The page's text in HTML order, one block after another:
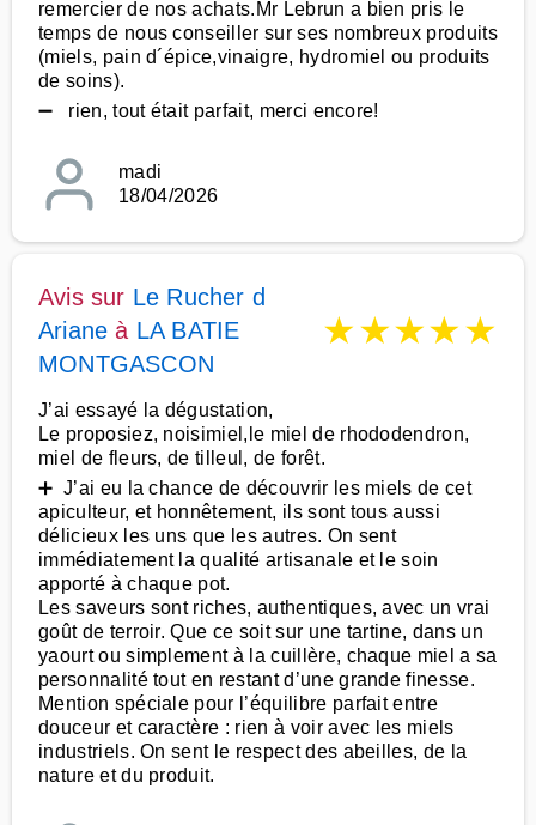
remercier de nos achats.Mr Lebrun a bien pris le
temps de nous conseiller sur ses nombreux produits
(miels, pain d´épice,vinaigre, hydromiel ou produits
de soins).
➖ rien, tout était parfait, merci encore!
madi
18/04/2026
Avis sur Le Rucher d
Ariane à LA BATIE
MONTGASCON
★★★★★
J’ai essayé la dégustation,
Le proposiez, noisimiel,le miel de rhododendron,
miel de fleurs, de tilleul, de forêt.
➕ J’ai eu la chance de découvrir les miels de cet
apiculteur, et honnêtement, ils sont tous aussi
délicieux les uns que les autres. On sent
immédiatement la qualité artisanale et le soin
apporté à chaque pot.
Les saveurs sont riches, authentiques, avec un vrai
goût de terroir. Que ce soit sur une tartine, dans un
yaourt ou simplement à la cuillère, chaque miel a sa
personnalité tout en restant d’une grande finesse.
Mention spéciale pour l’équilibre parfait entre
douceur et caractère : rien à voir avec les miels
industriels. On sent le respect des abeilles, de la
nature et du produit.